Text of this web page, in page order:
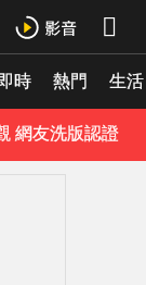
時 熱門 生活
網友洗版認證
事！